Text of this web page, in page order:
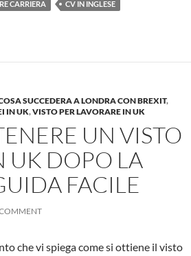
CARRIERA
CV IN INGLESE
SUCCEDERA A LONDRA CON BREXIT,
IN UK,VISTO PER LAVORARE IN UK
UN VISTO
UK DOPO LA
FACILE
che vi spiega come si ottiene il visto